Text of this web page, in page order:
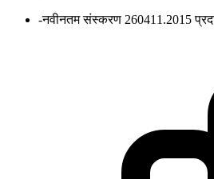
-नवीनतम संस्करण 260411.2015